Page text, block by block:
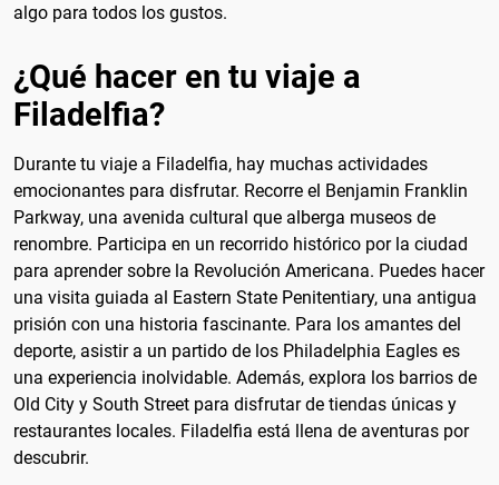
algo para todos los gustos.
¿Qué hacer en tu viaje a
Filadelfia?
Durante tu viaje a Filadelfia, hay muchas actividades
emocionantes para disfrutar. Recorre el Benjamin Franklin
Parkway, una avenida cultural que alberga museos de
renombre. Participa en un recorrido histórico por la ciudad
para aprender sobre la Revolución Americana. Puedes hacer
una visita guiada al Eastern State Penitentiary, una antigua
prisión con una historia fascinante. Para los amantes del
deporte, asistir a un partido de los Philadelphia Eagles es
una experiencia inolvidable. Además, explora los barrios de
Old City y South Street para disfrutar de tiendas únicas y
restaurantes locales. Filadelfia está llena de aventuras por
descubrir.